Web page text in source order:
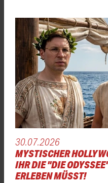
30.07.2026
MYSTISCHER
IHR DIE "DIE
ERLEBEN MÜSST!